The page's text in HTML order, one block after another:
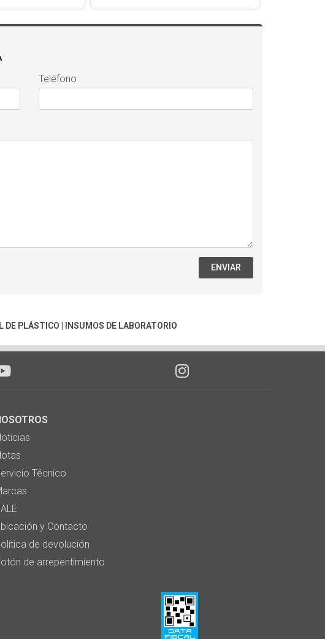
Teléfono
ENVIAR
DE PLÁSTICO INSUMOS DE LABORATORIO
Técnico
y Contacto
de devolución
de arrepentimiento